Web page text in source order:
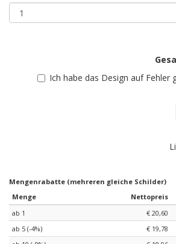
Ich habe das Design auf Fehler
Mengenrabatte (mehreren gleiche Schilder)
Menge
Nettopreis
ab 1
€ 20,60
ab 5 (-4%)
€ 19,78